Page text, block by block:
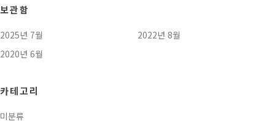
보관함
2025년 7월
2022년 8월
2020년 6월
카테고리
미분류